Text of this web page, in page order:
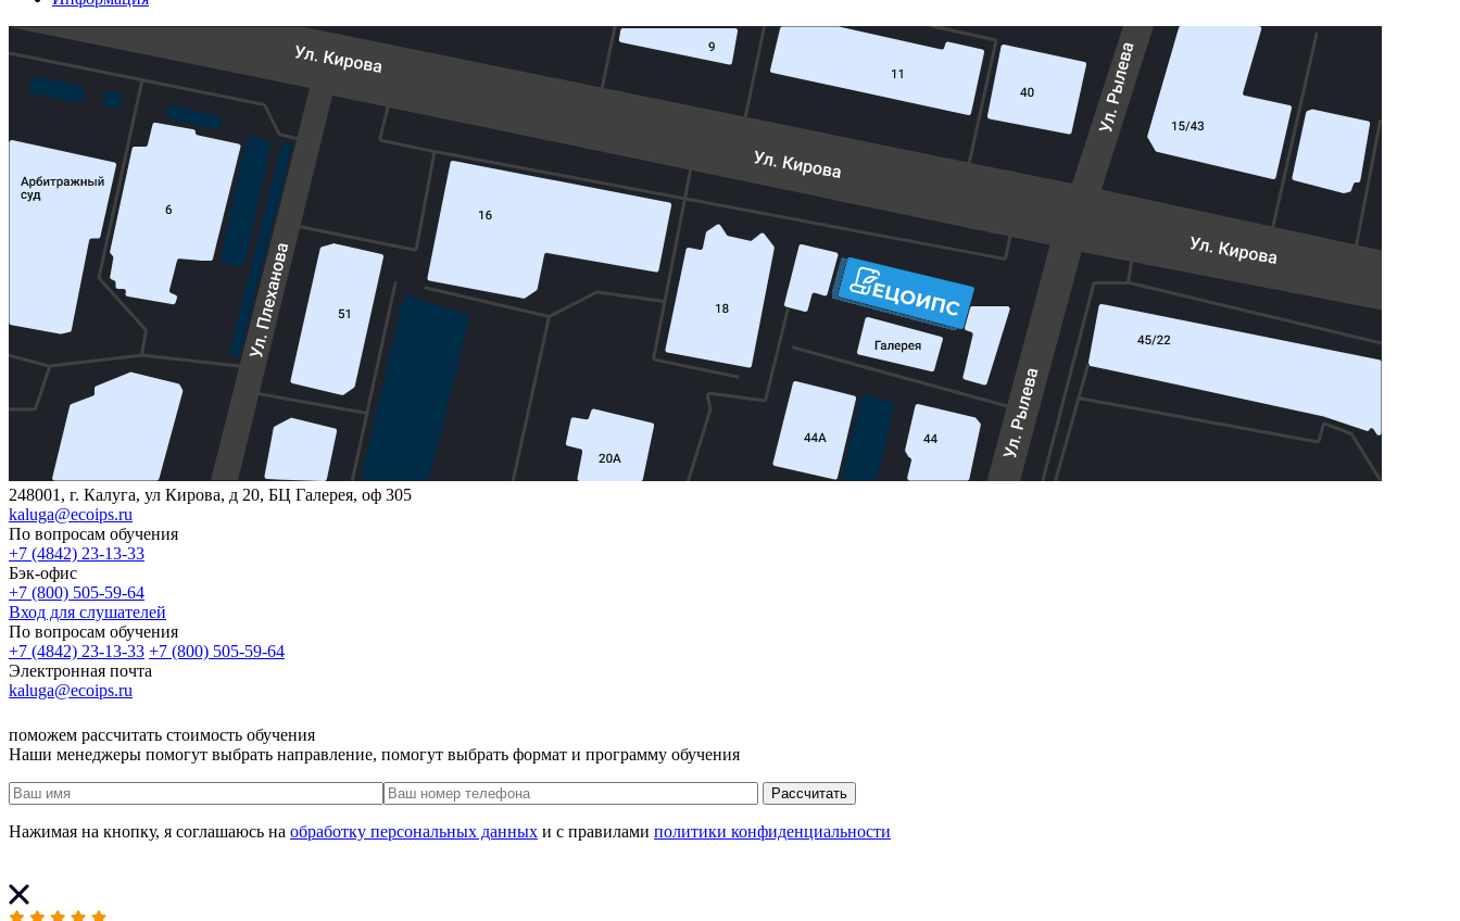
248001, г. Калуга, ул Кирова, д 20, БЦ Галерея, оф 305
kaluga@ecoips.ru
По вопросам обучения
+7 (4842) 23-13-33
Бэк-офис
+7 (800) 505-59-64
Вход для слушателей
По вопросам обучения
+7 (4842) 23-13-33 +7 (800) 505-59-64
Электронная почта
kaluga@ecoips.ru
поможем рассчитать стоимость обучения
Наши менеджеры помогут выбрать направление, помогут выбрать формат и программу обучения
Рассчитать
Нажимая на кнопку, я соглашаюсь на обработку персональных данных и с правилами политики конфиденциальности